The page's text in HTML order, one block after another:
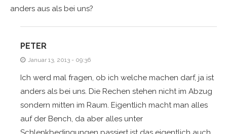
anders aus als bei uns?
PETER
Januar 13, 2013 - 09:36
Ich werd mal fragen, ob ich welche machen darf, ja ist
anders als bei uns. Die Rechen stehen nicht im Abzug
sondern mitten im Raum. Eigentlich macht man alles
auf der Bench, da aber alles unter